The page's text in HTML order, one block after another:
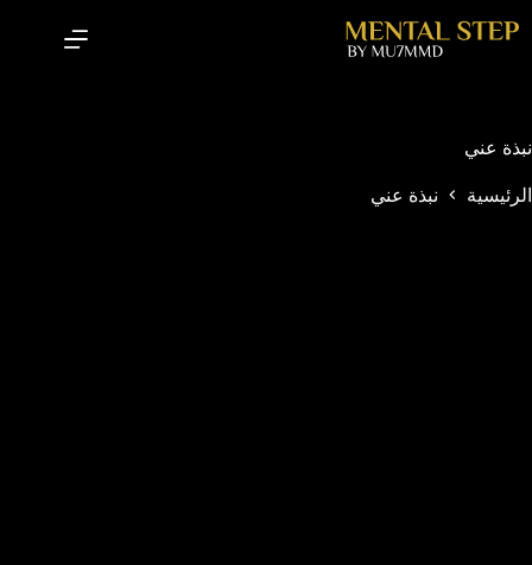
نبذة عني
الرئيسية نبذة عني